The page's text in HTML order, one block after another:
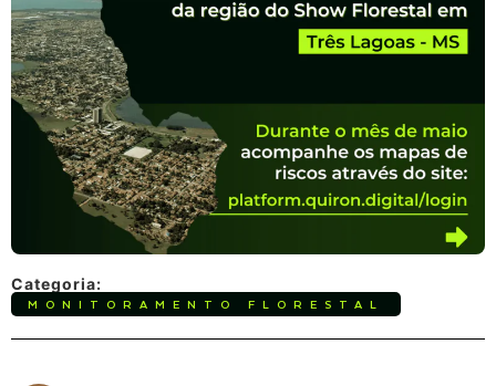
Categoria:
MONITORAMENTO FLORESTAL